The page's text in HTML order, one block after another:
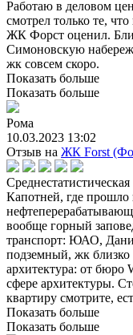
Работаю в деловом
смотрел только те,
ЖК Форст оценил.
Симоновскую
жк совсем скоро.
Показать больше
Показать больше
Рома
10.03.2023 13:02
Отзыв на ЖК Forst
Капотней, где прошло
вообще горный
транспорт: ЮАО,
подземный, жк
архитектура: от бюро
сфере архитектуры.
квартиру смотрите,
Показать больше
Показать больше